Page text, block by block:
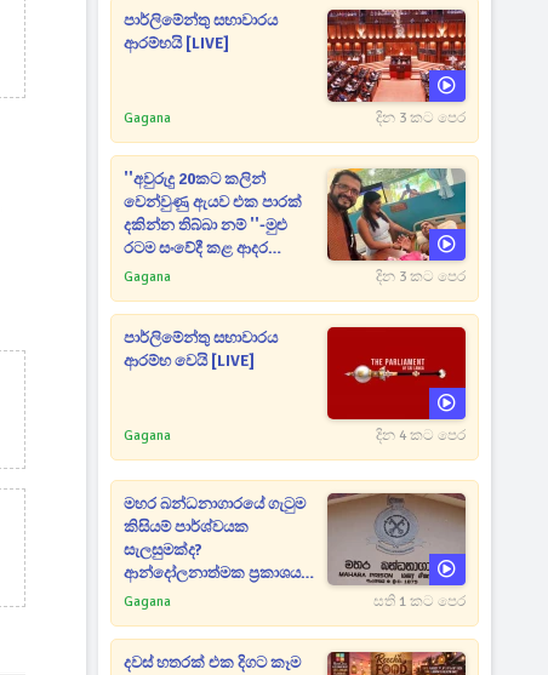
පාර්ලිමේන්තු සභාවාරය
ආරම්භයි [LIVE]
Gagana දින 3 කට පෙර
''අවුරුදු 20කට කලින්
වෙන්වුණු ඇයව එක පාරක්
දකින්න තිබ්බා නම් ''-මුළු
රටම සංවේදී කළ ආදර
අමරණීය මතකය
Gagana දින 3 කට පෙර
පාර්ලිමේන්තු සභාවාරය
ආරම්භ වෙයි [LIVE]
Gagana දින 4 කට පෙර
මහර බන්ධනාගාරයේ ගැටුම
කිසියම් පාර්ශ්වයක
සැලසුමක්ද?
ආන්දෝලනාත්මක ප්‍රකාශයක්
එළියට [VIDEO]
Gagana සති 1 කට පෙර
දවස් හතරක් එක දිගට කෑම